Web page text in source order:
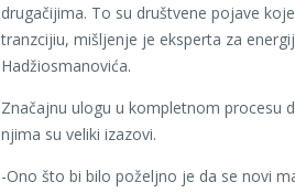
drugačijima. To su društvene pojave
tranzcijiu, mišljenje je eksperta za
Hadžiosmanovića.
Značajnu ulogu u kompletnom procesu
njima su veliki izazovi.
-Ono što bi bilo poželjno je da se novi